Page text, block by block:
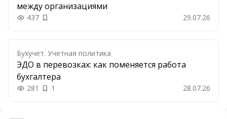
между организациями
437 Добавить в закладки 29.07.26
Бухучет. Учетная политика
ЭДО в перевозках: как поменяется работа
бухгалтера
281 1 28.07.26